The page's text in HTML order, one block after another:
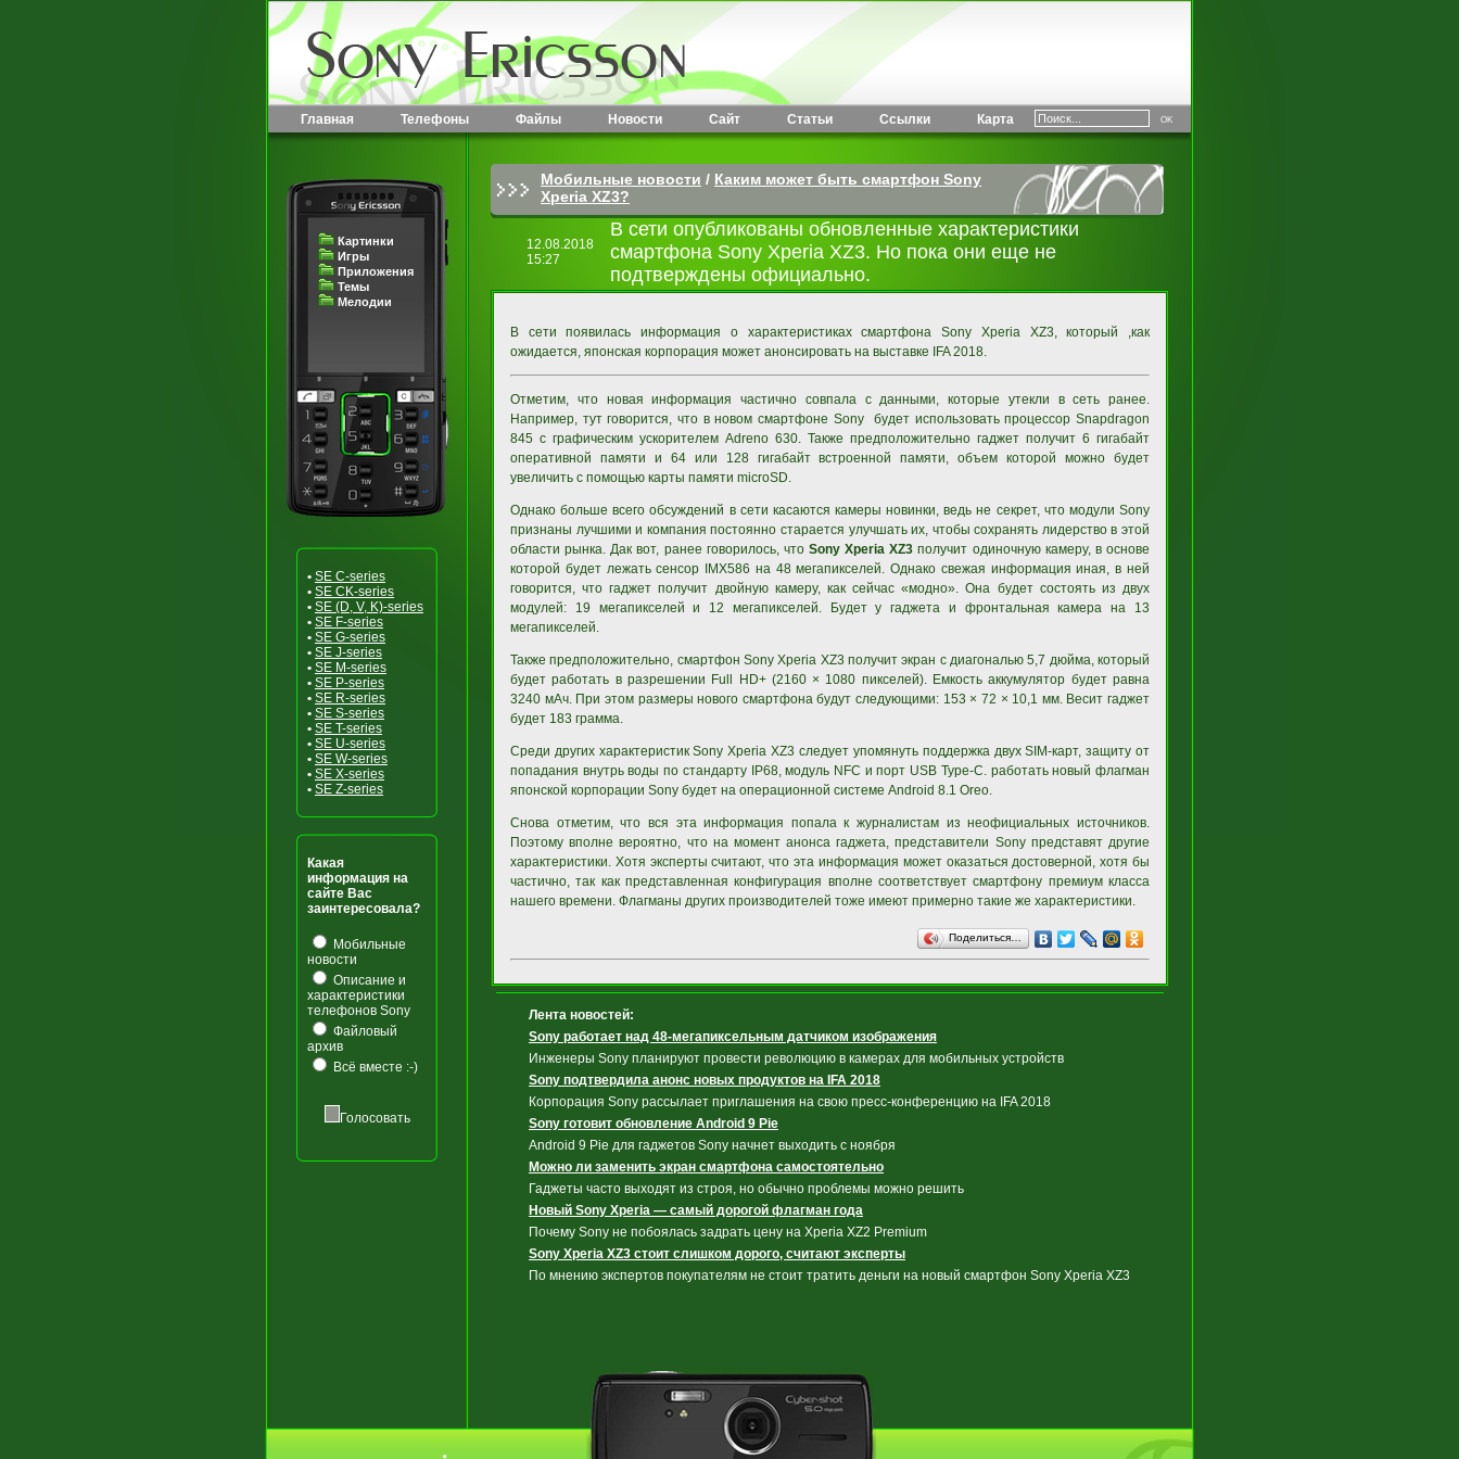
Главная Телефоны Файлы Новости Сайт Статьи Ссылки Карта
Картинки
Игры
Приложения
Темы
Мелодии
• SE C-series
• SE CK-series
• SE (D, V, K)-series
• SE F-series
• SE G-series
• SE J-series
• SE M-series
• SE P-series
• SE R-series
• SE S-series
• SE T-series
• SE U-series
• SE W-series
• SE X-series
• SE Z-series
Какая
информация на
сайте Вас
заинтересовала?
Мобильные
новости
Описание и
характеристики
телефонов Sony
Файловый
архив
Всё вместе :-)
Голосовать
Мобильные новости / Каким может быть смартфон Sony
Xperia XZ3?
12.08.2018
15:27
В сети опубликованы обновленные характеристики
смартфона Sony Xperia XZ3. Но пока они еще не
подтверждены официально.
В сети появилась информация о характеристиках смартфона Sony Xperia XZ3, который ,как
ожидается, японская корпорация может анонсировать на выставке IFA 2018.
Отметим, что новая информация частично совпала с данными, которые утекли в сеть ранее.
Например, тут говорится, что в новом смартфоне Sony будет использовать процессор Snapdragon
845 с графическим ускорителем Adreno 630. Также предположительно гаджет получит 6 гигабайт
оперативной памяти и 64 или 128 гигабайт встроенной памяти, объем которой можно будет
увеличить с помощью карты памяти microSD.
Однако больше всего обсуждений в сети касаются камеры новинки, ведь не секрет, что модули Sony
признаны лучшими и компания постоянно старается улучшать их, чтобы сохранять лидерство в этой
области рынка. Дак вот, ранее говорилось, что Sony Xperia XZ3 получит одиночную камеру, в основе
которой будет лежать сенсор IMX586 на 48 мегапикселей. Однако свежая информация иная, в ней
говорится, что гаджет получит двойную камеру, как сейчас «модно». Она будет состоять из двух
модулей: 19 мегапикселей и 12 мегапикселей. Будет у гаджета и фронтальная камера на 13
мегапикселей.
Также предположительно, смартфон Sony Xperia XZ3 получит экран с диагональю 5,7 дюйма, который
будет работать в разрешении Full HD+ (2160 × 1080 пикселей). Емкость аккумулятор будет равна
3240 мАч. При этом размеры нового смартфона будут следующими: 153 × 72 × 10,1 мм. Весит гаджет
будет 183 грамма.
Среди других характеристик Sony Xperia XZ3 следует упомянуть поддержка двух SIM-карт, защиту от
попадания внутрь воды по стандарту IP68, модуль NFC и порт USB Type-C. работать новый флагман
японской корпорации Sony будет на операционной системе Android 8.1 Oreo.
Снова отметим, что вся эта информация попала к журналистам из неофициальных источников.
Поэтому вполне вероятно, что на момент анонса гаджета, представители Sony представят другие
характеристики. Хотя эксперты считают, что эта информация может оказаться достоверной, хотя бы
частично, так как представленная конфигурация вполне соответствует смартфону премиум класса
нашего времени. Флагманы других производителей тоже имеют примерно такие же характеристики.
Поделиться…
Лента новостей:
Sony работает над 48-мегапиксельным датчиком изображения
Инженеры Sony планируют провести революцию в камерах для мобильных устройств
Sony подтвердила анонс новых продуктов на IFA 2018
Корпорация Sony рассылает приглашения на свою пресс-конференцию на IFA 2018
Sony готовит обновление Android 9 Pie
Android 9 Pie для гаджетов Sony начнет выходить с ноября
Можно ли заменить экран смартфона самостоятельно
Гаджеты часто выходят из строя, но обычно проблемы можно решить
Новый Sony Xperia — самый дорогой флагман года
Почему Sony не побоялась задрать цену на Xperia XZ2 Premium
Sony Xperia XZ3 стоит слишком дорого, считают эксперты
По мнению экспертов покупателям не стоит тратить деньги на новый смартфон Sony Xperia XZ3